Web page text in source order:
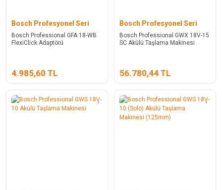
Bosch Profesyonel Seri
Bosch Professional GFA 18-WB
FlexiClick Adaptörü
4.985,60 TL
Bosch Profesyonel Seri
Bosch Professional GWX 18V-15
SC Akülü Taşlama Makinesi
56.780,44 TL